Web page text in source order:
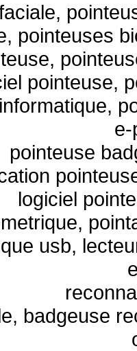
, pointeuses
pointeuse,
e-
pointeuse
logiciel
usb,
badgeuse